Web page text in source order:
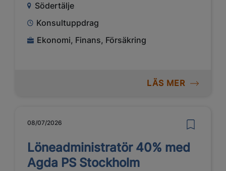
Södertälje
Konsultuppdrag
Ekonomi, Finans, Försäkring
LÄS MER
08/07/2026
Löneadministratör 40% med
Agda PS Stockholm